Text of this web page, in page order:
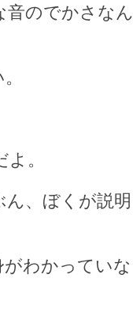
音のでかさなん
。
、ぼくが説明
わかっていな